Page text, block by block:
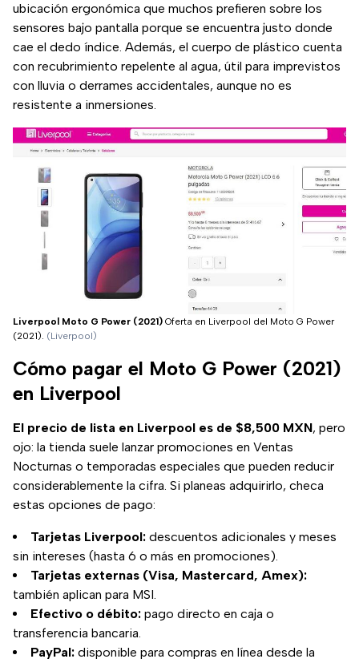
ubicación ergonómica que muchos prefieren sobre los
sensores bajo pantalla porque se encuentra justo donde
cae el dedo índice. Además, el cuerpo de plástico cuenta
con recubrimiento repelente al agua, útil para imprevistos
con lluvia o derrames accidentales, aunque no es
resistente a inmersiones.
Liverpool Moto G Power (2021) Oferta en Liverpool del Moto G Power
(2021). (Liverpool)
Cómo pagar el Moto G Power (2021)
en Liverpool
El precio de lista en Liverpool es de $8,500 MXN, pero
ojo: la tienda suele lanzar promociones en Ventas
Nocturnas o temporadas especiales que pueden reducir
considerablemente la cifra. Si planeas adquirirlo, checa
estas opciones de pago:
Tarjetas Liverpool: descuentos adicionales y meses
sin intereses (hasta 6 o más en promociones).
Tarjetas externas (Visa, Mastercard, Amex):
también aplican para MSI.
Efectivo o débito: pago directo en caja o
transferencia bancaria.
PayPal: disponible para compras en línea desde la